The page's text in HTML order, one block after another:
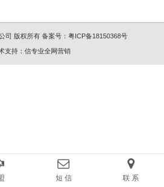
司 版权所有 备案号： 粤ICP备18150368号
支持： 信专业全网营销
短 信 联 系